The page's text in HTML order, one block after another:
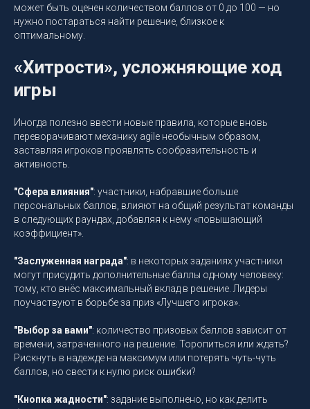
может быть оценен количеством баллов от 0 до 100 — но
нужно постараться найти решение, близкое к
оптимальному.
«Хитрости», усложняющие ход
игры
Иногда полезно ввести новые правила, которые вновь
переворачивают механику agile необычным образом,
заставляя игроков проявлять сообразительность и
активность.
"Сфера влияния": участники, набравшие больше
персональных баллов, влияют на общий результат команды
в следующих раундах, добавляя к нему «повышающий
коэффициент».
"Заслуженная награда": в некоторых заданиях участники
могут присудить дополнительные баллы одному человеку:
тому, кто внёс максимальный вклад в решение. Лидеры
поучаствуют в борьбе за приз «Лучшего игрока».
"Выбор за вами": количество призовых баллов зависит от
времени, затраченного на решение. Торопиться или ждать?
Рискнуть в надежде на максимум или потерять чуть-чуть
баллов, но свести к нулю риск ошибки?
"Кнопка жадности": задание выполнено, но как делить